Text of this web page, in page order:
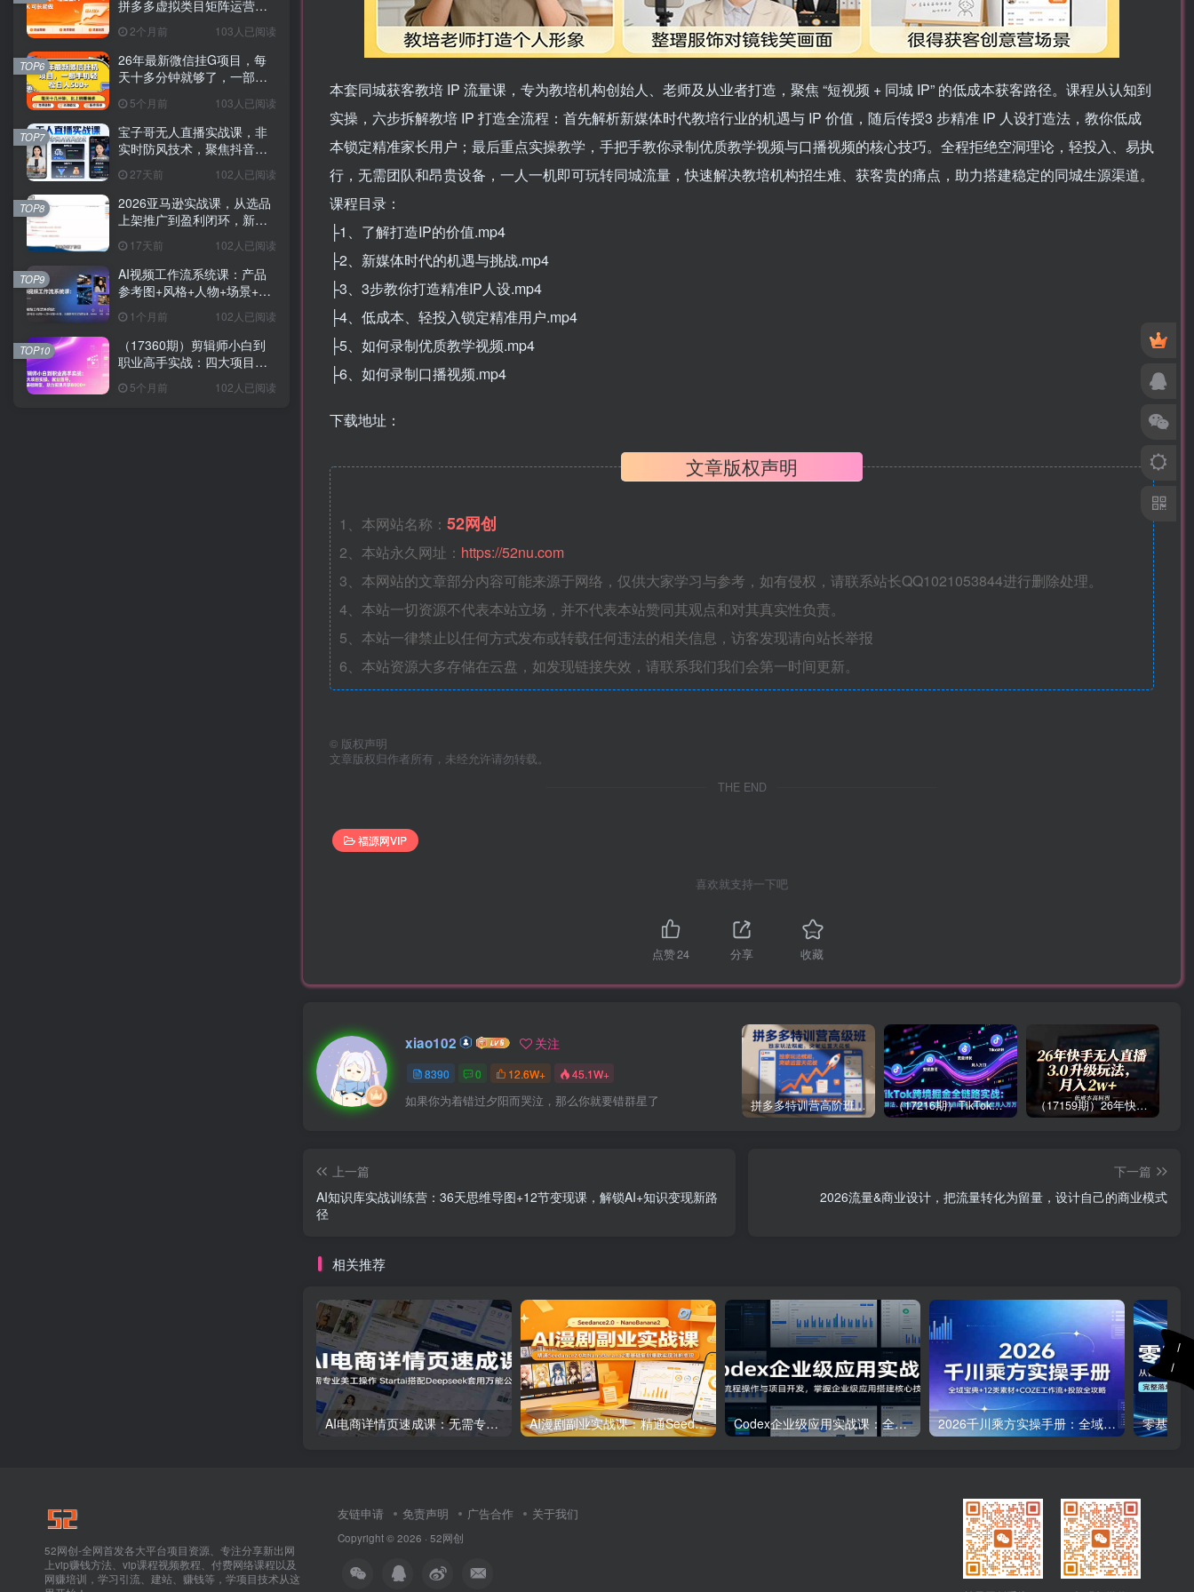
本套同城获客教培 IP 流量课，专为教培机构创始人、老师及从业者打造，聚焦 “短视频 + 同城 IP” 的低成本获客路径。课程从认知到
实操，六步拆解教培 IP 打造全流程：首先解析新媒体时代教培行业的机遇与 IP 价值，随后传授3 步精准 IP 人设打造法，教你低成
本锁定精准家长用户；最后重点实操教学，手把手教你录制优质教学视频与口播视频的核心技巧。全程拒绝空洞理论，轻投入、易执
行，无需团队和昂贵设备，一人一机即可玩转同城流量，快速解决教培机构招生难、获客贵的痛点，助力搭建稳定的同城生源渠道。
课程目录：
├1、了解打造IP的价值.mp4
├2、新媒体时代的机遇与挑战.mp4
├3、3步教你打造精准IP人设.mp4
├4、低成本、轻投入锁定精准用户.mp4
├5、如何录制优质教学视频.mp4
├6、如何录制口播视频.mp4
下载地址：
文章版权声明
1、本网站名称： 52网创
2、本站永久网址： https://52nu.com
3、本网站的文章部分内容可能来源于网络，仅供大家学习与参考，如有侵权，请联系站长QQ1021053844进行删除处理。
4、本站一切资源不代表本站立场，并不代表本站赞同其观点和对其真实性负责。
5、本站一律禁止以任何方式发布或转载任何违法的相关信息，访客发现请向站长举报
6、本站资源大多存储在云盘，如发现链接失效，请联系我们我们会第一时间更新。
© 版权声明
文章版权归作者所有，未经允许请勿转载。
THE END
福源网VIP
喜欢就支持一下吧
点赞24 分享 收藏
xiao102 关注
8390 0 12.6W+ 45.1W+
如果你为着错过夕阳而哭泣，那么你就要错群星了 拼多多特训营高阶班，独家玩法赋能，突破运营天花板（更新26年1月） （17216期）TikTok跨境掘金全链路实战：从算法、选品到团队管理，打通闭环，实现稳定月入万刀 （17159期）26年快手无人直播3.0升级玩法，低成本高回报，月入2w+
上一篇
AI知识库实战训练营：36天思维导图+12节变现课，解锁AI+知识变现新路
径
下一篇
2026流量&商业设计，把流量转化为留量，设计自己的商业模式
相关推荐
AI电商详情页速成课：无需专业美工操作，Startai搭配Deepseek套用万能公式 AI漫剧副业实战课：精通Seedance2.0与NanoBanana2零基础复刻爆款实现涨粉变现 Codex企业级应用实战课：全流程操作与项目开发，掌握企业级应用搭建核心技能 2026千川乘方实操手册：全域宝典+12类素材+COZE工作流+投放全攻略
拼多多虚拟类目矩阵运营全
攻略，轻松日入 1K 可长期
做2个月前 103人已阅读
26年最新微信挂G项目，每
天十多分钟就够了，一部手
5个月前 103人已阅读
TOP6
宝子哥无人直播实战课，非
实时防风技术，聚焦抖音快
启直播变现之路（更新2026
年07月11日）
27天前 102人已阅读
TOP7
2026亚马逊实战课，从选品
上架推广到盈利闭环，新手
17天前 102人已阅读
TOP8
AI视频工作流系统课：产品
参考图+风格+人物+场景+分
统，稳定产出高质量视频
1个月前 102人已阅读
TOP9
（17360期）剪辑师小白到
职业高手实战：四大项目实
型，助力实现月薪8000+
5个月前 102人已阅读
TOP10
52网创-全网首发各大平台项目资源、专注分享新出网
上vip赚钱方法、vip课程视频教程、付费网络课程以及
网赚培训，学习引流、建站、赚钱等，学项目技术从这
友链申请 免责声明 广告合作 关于我们
Copyright © 2026 · 52网创